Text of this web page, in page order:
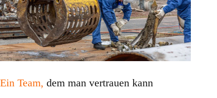
Ein Team, dem man vertrauen kann